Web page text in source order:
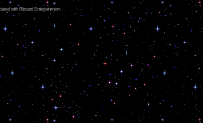
with Blizzard Entertainment.